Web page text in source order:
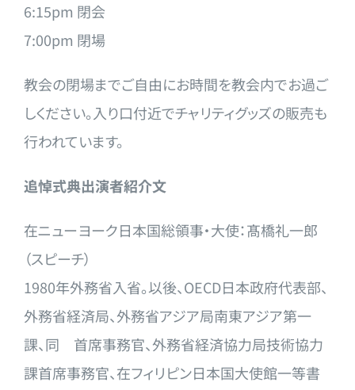
6:15pm 閉会
7:00pm 閉場
教会の閉場までご自由にお時間を教会内でお過ご
しください。入り口付近でチャリティグッズの販売も
行われています。
追悼式典出演者紹介文
在ニューヨーク日本国総領事・大使：髙橋礼一郎
（スピーチ）
1980年外務省入省。以後、OECD日本政府代表部、
外務省経済局、外務省アジア局南東アジア第一
課、同 首席事務官、外務省経済協力局技術協力
課首席事務官、在フィリピン日本国大使館一等書